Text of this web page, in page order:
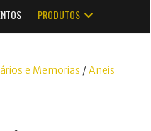
PRODUTOS
e Memorias /Aneis